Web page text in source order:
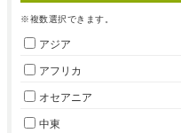
※複数選択できます。
アジア
アフリカ
オセアニア
中東